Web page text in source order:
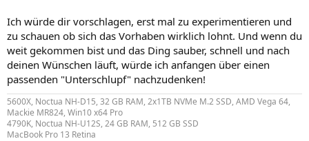
Ich würde dir vorschlagen, erst mal zu experimentieren und
zu schauen ob sich das Vorhaben wirklich lohnt. Und wenn du
weit gekommen bist und das Ding sauber, schnell und nach
deinen Wünschen läuft, würde ich anfangen über einen
passenden "Unterschlupf" nachzudenken!
5600X, Noctua NH-D15, 32 GB RAM, 2x1TB NVMe M.2 SSD, AMD Vega 64,
Mackie MR824, Win10 x64 Pro
4790K, Noctua NH-U12S, 24 GB RAM, 512 GB SSD
MacBook Pro 13 Retina